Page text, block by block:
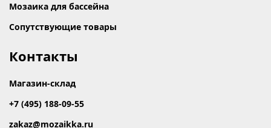
Мозаика для бассейна
Сопутствующие товары
Контакты
Магазин-склад
+7 (495) 188-09-55
zakaz@mozaikka.ru